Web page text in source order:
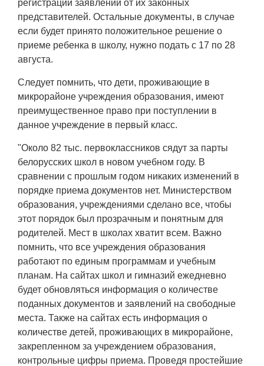
регистрации заявлений от их законных
представителей. Остальные документы, в случае
если будет принято положительное решение о
приеме ребенка в школу, нужно подать с 17 по 28
августа.
Следует помнить, что дети, проживающие в
микрорайоне учреждения образования, имеют
преимущественное право при поступлении в
данное учреждение в первый класс.
"Около 82 тыс. первоклассников сядут за парты
белорусских школ в новом учебном году. В
сравнении с прошлым годом никаких изменений в
порядке приема документов нет. Министерством
образования, учреждениями сделано все, чтобы
этот порядок был прозрачным и понятным для
родителей. Мест в школах хватит всем. Важно
помнить, что все учреждения образования
работают по единым программам и учебным
планам. На сайтах школ и гимназий ежедневно
будет обновляться информация о количестве
поданных документов и заявлений на свободные
места. Также на сайтах есть информация о
количестве детей, проживающих в микрорайоне,
закрепленном за учреждением образования,
контрольные цифры приема. Проведя простейшие